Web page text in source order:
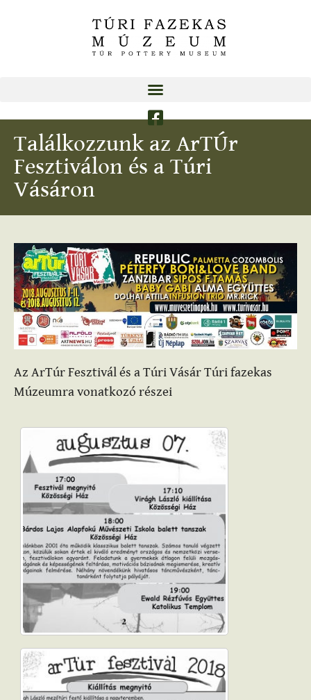
Találkozzunk az ArTÚr
Fesztiválon és a Túri
Vásáron
Az ArTúr Fesztivál és a Túri Vásár Túri fazekas
Múzeumra vonatkozó részei